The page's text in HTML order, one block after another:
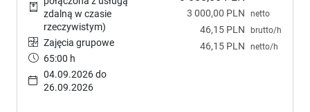
3 000,00 PLN netto
46,15 PLN brutto/h
46,15 PLN netto/h
zdalną w czasie
rzeczywistym)
Zajęcia grupowe
65:00 h
04.09.2026 do
26.09.2026